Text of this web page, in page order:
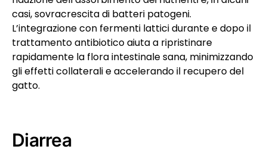
casi, sovracrescita di batteri patogeni.
L’integrazione con fermenti lattici durante e dopo il
trattamento antibiotico aiuta a ripristinare
rapidamente la flora intestinale sana, minimizzando
gli effetti collaterali e accelerando il recupero del
gatto.
Diarrea